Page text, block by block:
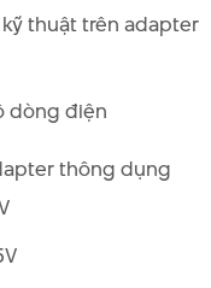
thuật trên adapter
dòng điện
thông dụng